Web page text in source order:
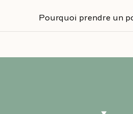
Pourquoi prendre un